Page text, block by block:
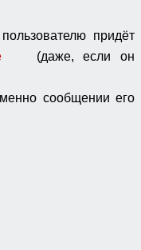
придёт
(даже, если он
сообщении его